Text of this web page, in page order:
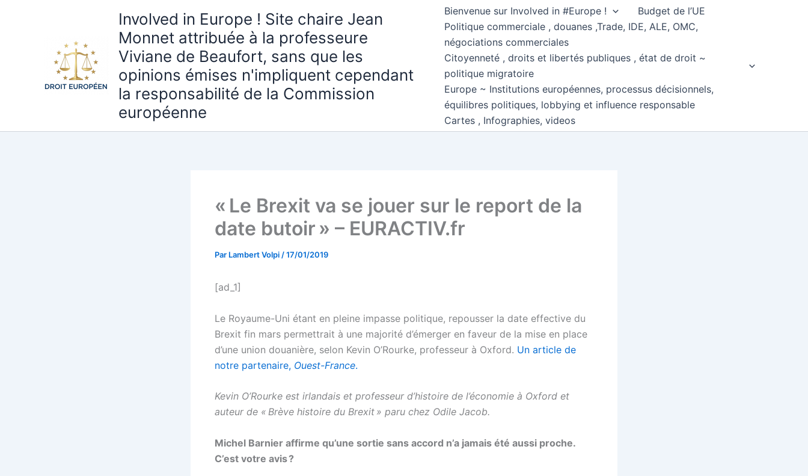
Involved in Europe ! Site chaire Jean
Monnet attribuée à la professeure
Viviane de Beaufort, sans que les
opinions émises n'impliquent cependant
la responsabilité de la Commission
européenne
Bienvenue sur Involved in #Europe !
Budget de l’UE
Politique commerciale , douanes ,Trade, IDE, ALE, OMC,
négociations commerciales
Citoyenneté , droits et libertés publiques , état de droit ~
politique migratoire
Europe ~ Institutions européennes, processus décisionnels,
équilibres politiques, lobbying et influence responsable
Cartes , Infographies, videos
« Le Brexit va se jouer sur le report de la
date butoir » – EURACTIV.fr
Par Lambert Volpi /17/01/2019
[ad_1]
Le Royaume-Uni étant en pleine impasse politique, repousser la date effective du
Brexit fin mars permettrait à une majorité d’émerger en faveur de la mise en place
d’une union douanière, selon Kevin O’Rourke, professeur à Oxford. Un article de
notre partenaire, Ouest-France.
Kevin O’Rourke est irlandais et professeur d’histoire de l’économie à Oxford et
auteur de « Brève histoire du Brexit » paru chez Odile Jacob.
Michel Barnier affirme qu’une sortie sans accord n’a jamais été aussi proche.
C’est votre avis ?